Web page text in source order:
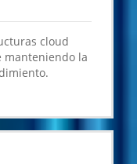
cloud
manteniendo la